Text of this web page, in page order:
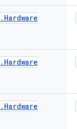
. Hardware
. Hardware
. Hardware